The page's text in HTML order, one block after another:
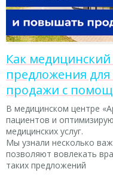
Как
предложения
продажи с
В медицинском центре
пациентов и
медицинских услуг.
Мы узнали несколько
позволяют вовлекать
таких предложений